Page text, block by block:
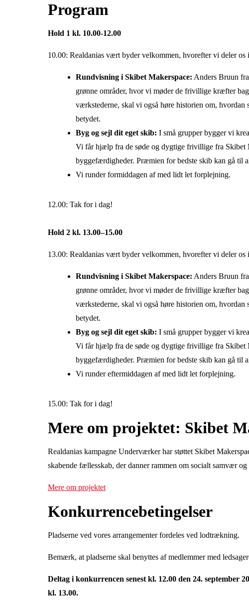
Program
Hold 1 kl. 10.00-12.00
10.00: Realdanias vært byder velkommen, hvorefter vi deler
Rundvisning i Skibet Makerspace: Anders Bruun
grønne områder, hvor vi møder de frivillige kræfter
værkstederne, skal vi også høre historien om,
betydet.
Byg og sejl dit eget skib: I små grupper bygger vi
Vi får hjælp fra de søde og dygtige frivillige fra Skibet
byggefærdigheder. Præmien for bedste skib kan gå til
Vi runder formiddagen af med lidt let forplejning.
12.00: Tak for i dag!
Hold 2 kl. 13.00–15.00
13.00: Realdanias vært byder velkommen, hvorefter vi deler
Rundvisning i Skibet Makerspace: Anders Bruun
grønne områder, hvor vi møder de frivillige kræfter
værkstederne, skal vi også høre historien om,
betydet.
Byg og sejl dit eget skib: I små grupper bygger vi
Vi får hjælp fra de søde og dygtige frivillige fra Skibet
byggefærdigheder. Præmien for bedste skib kan gå til
Vi runder eftermiddagen af med lidt let forplejning.
15.00: Tak for i dag!
Mere om projektet: Skibet
Realdanias kampagne Underværker har støttet Skibet
skabende fællesskab, der danner rammen om socialt samvær
Mere om projektet
Konkurrencebetingelser
Pladserne ved vores arrangementer fordeles ved lodtrækning.
Bemærk, at pladserne skal benyttes af medlemmer med
Deltag i konkurrencen senest kl. 12.00 den 24. september
kl. 13.00.